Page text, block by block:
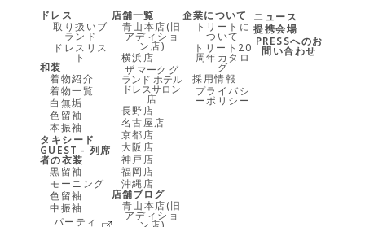
ドレス
取り扱いブ
ランド
ドレスリス
ト
和装
着物紹介
着物一覧
白無垢
色留袖
本振袖
タキシード
GUEST - 列席
者の衣装
黒留袖
モーニング
色留袖
中振袖
店舗一覧
青山本店(旧
アディショ
ン店)
横浜店
ザ マーク グ
ランド ホテル
ドレスサロン
店
長野店
名古屋店
京都店
大阪店
神戸店
福岡店
沖縄店
店舗ブログ
青山本店(旧
アディショ
企業について
トリートに
ついて
トリート20
周年カタロ
グ
採用情報
プライバシ
ーポリシー
ニュース
提携会場
PRESSへのお
問い合わせ